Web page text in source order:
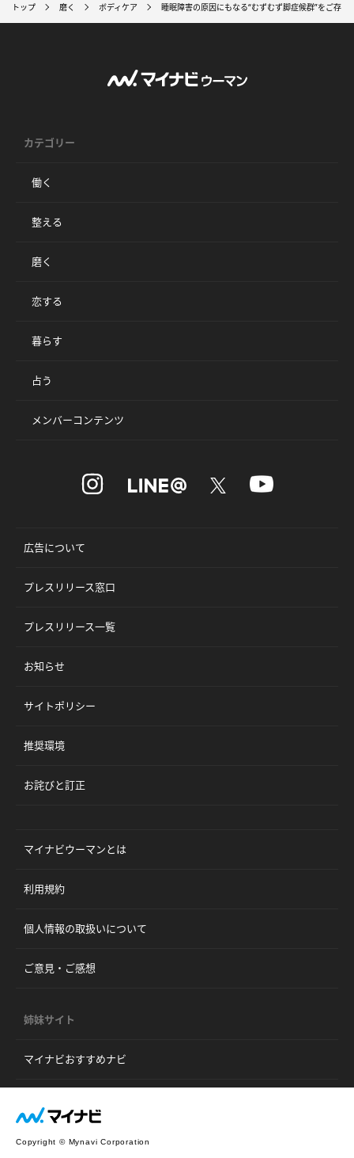
トップ 磨く ボディケア 睡眠障害の原因にもなる“むずむず脚症候群”をご存じ
カテゴリー
働く
整える
磨く
恋する
暮らす
占う
メンバーコンテンツ
広告について
プレスリリース窓口
プレスリリース一覧
お知らせ
サイトポリシー
推奨環境
お詫びと訂正
マイナビウーマンとは
利用規約
個人情報の取扱いについて
ご意見・ご感想
姉妹サイト
マイナビおすすめナビ
Copyright © Mynavi Corporation